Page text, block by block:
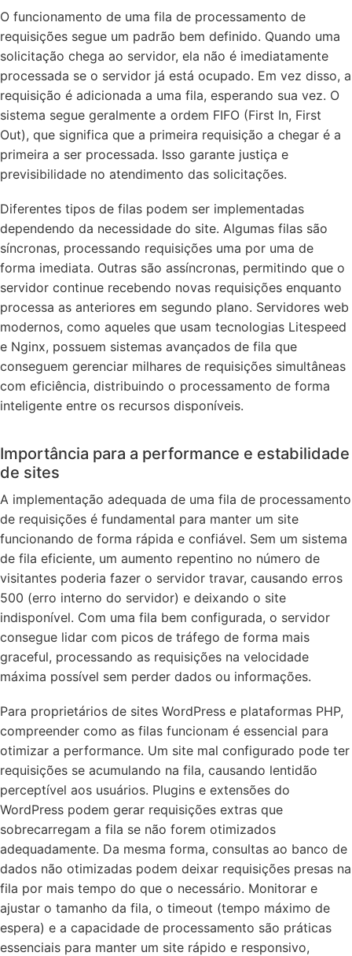
O funcionamento de uma fila de processamento de
requisições segue um padrão bem definido. Quando uma
solicitação chega ao servidor, ela não é imediatamente
processada se o servidor já está ocupado. Em vez disso, a
requisição é adicionada a uma fila, esperando sua vez. O
sistema segue geralmente a ordem FIFO (First In, First
Out), que significa que a primeira requisição a chegar é a
primeira a ser processada. Isso garante justiça e
previsibilidade no atendimento das solicitações.
Diferentes tipos de filas podem ser implementadas
dependendo da necessidade do site. Algumas filas são
síncronas, processando requisições uma por uma de
forma imediata. Outras são assíncronas, permitindo que o
servidor continue recebendo novas requisições enquanto
processa as anteriores em segundo plano. Servidores web
modernos, como aqueles que usam tecnologias Litespeed
e Nginx, possuem sistemas avançados de fila que
conseguem gerenciar milhares de requisições simultâneas
com eficiência, distribuindo o processamento de forma
inteligente entre os recursos disponíveis.
Importância para a performance e estabilidade
de sites
A implementação adequada de uma fila de processamento
de requisições é fundamental para manter um site
funcionando de forma rápida e confiável. Sem um sistema
de fila eficiente, um aumento repentino no número de
visitantes poderia fazer o servidor travar, causando erros
500 (erro interno do servidor) e deixando o site
indisponível. Com uma fila bem configurada, o servidor
consegue lidar com picos de tráfego de forma mais
graceful, processando as requisições na velocidade
máxima possível sem perder dados ou informações.
Para proprietários de sites WordPress e plataformas PHP,
compreender como as filas funcionam é essencial para
otimizar a performance. Um site mal configurado pode ter
requisições se acumulando na fila, causando lentidão
perceptível aos usuários. Plugins e extensões do
WordPress podem gerar requisições extras que
sobrecarregam a fila se não forem otimizados
adequadamente. Da mesma forma, consultas ao banco de
dados não otimizadas podem deixar requisições presas na
fila por mais tempo do que o necessário. Monitorar e
ajustar o tamanho da fila, o timeout (tempo máximo de
espera) e a capacidade de processamento são práticas
essenciais para manter um site rápido e responsivo,